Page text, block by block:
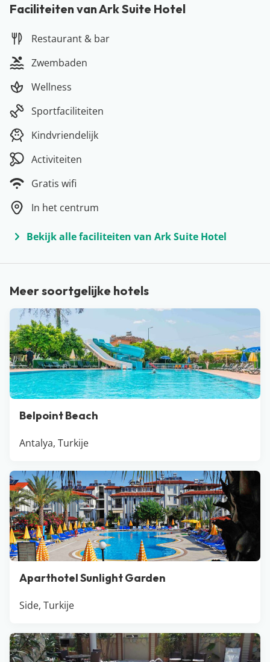
strand brengt. In de buurt van het hotel vinden jullie
de Turkse specialiteiten uitproberen in het hoteleigen
restaurant. Afiyet olsun!
Het is misschien wel de meest populaire badplaats van
Turkije: Alanya! En dat is natuurlijk niet voor niets zo…
Heerlijke stranden, luxe hotels, vriendelijke mensen en
niet te vergeten het fijne klimaat. Een vakantie in
Alanya is altijd een goed idee! Geen wonder dat veel
Nederlanders hier zo graag komen. Naast een zon, zee
& strandvakantie ben je in Alanya ook op de juiste plek
voor een portie cultuur of een dagje shoppen. Dus wat
strand of een middagje struinen over de kleurrijke
bazaar?
Faciliteiten van Ark Suite Hotel
Restaurant & bar
Zwembaden
Wellness
Sportfaciliteiten
Kindvriendelijk
Activiteiten
Gratis wifi
In het centrum
Bekijk alle faciliteiten van Ark Suite Hotel
Meer soortgelijke hotels
Belpoint Beach
Antalya, Turkije
Aparthotel Sunlight Garden
Side, Turkije